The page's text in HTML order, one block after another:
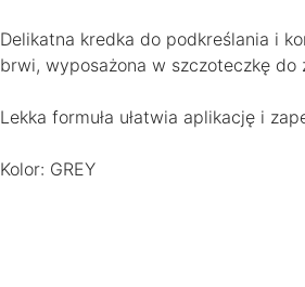
Delikatna kredka do podkreślania i
brwi, wyposażona w szczoteczkę do
Lekka formuła ułatwia aplikację i
Kolor: GREY